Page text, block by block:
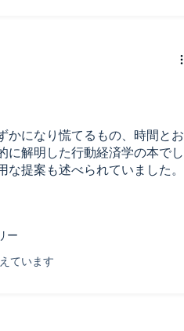
人でもいると思うと厳しい。
かになり慌てるもの、時間とお
に解明した行動経済学の本でし
提案も述べられていました。
線を画し、問題の根本の解明に
ィールドワークの例を参考にす
ように思います。